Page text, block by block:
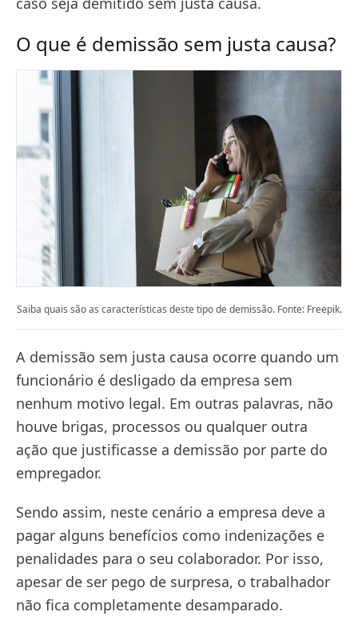
O que é demissão sem justa causa?
Saiba quais são as características deste tipo de demissão. Fonte: Freepik.
A demissão sem justa causa ocorre quando um
funcionário é desligado da empresa sem
nenhum motivo legal. Em outras palavras, não
houve brigas, processos ou qualquer outra
ação que justificasse a demissão por parte do
empregador.
Sendo assim, neste cenário a empresa deve a
pagar alguns benefícios como indenizações e
penalidades para o seu colaborador. Por isso,
apesar de ser pego de surpresa, o trabalhador
não fica completamente desamparado.